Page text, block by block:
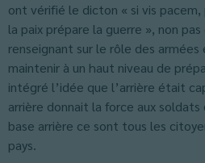
ont vérifié le dicton « si vis
la paix prépare la guerre », non
renseignant sur le rôle des
maintenir à un haut niveau de
intégré l’idée que l’arrière était
arrière donnait la force aux
base arrière ce sont tous les
pays.